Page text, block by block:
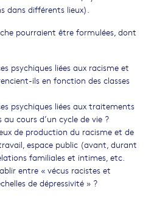
dans différents lieux).
pourraient être formulées, dont
psychiques liées aux racisme et
ils en fonction des classes
psychiques liées aux traitements
cours d’un cycle de vie ?
de production du racisme et de
espace public (avant, durant
familiales et intimes, etc.
entre « vécus racistes et
de dépressivité » ?